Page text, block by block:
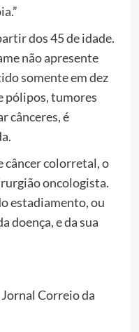
dos 45 de idade.
não apresente
somente em dez
pólipos, tumores
cânceres, é
câncer colorretal, o
oncologista.
estadiamento, ou
doença, e da sua
Correio da